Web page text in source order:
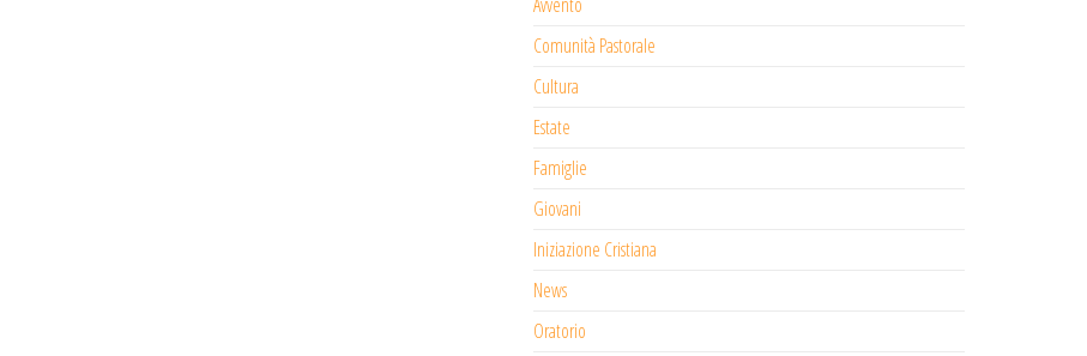
Comunità Pastorale
Cultura
Estate
Famiglie
Giovani
Iniziazione Cristiana
News
Oratorio